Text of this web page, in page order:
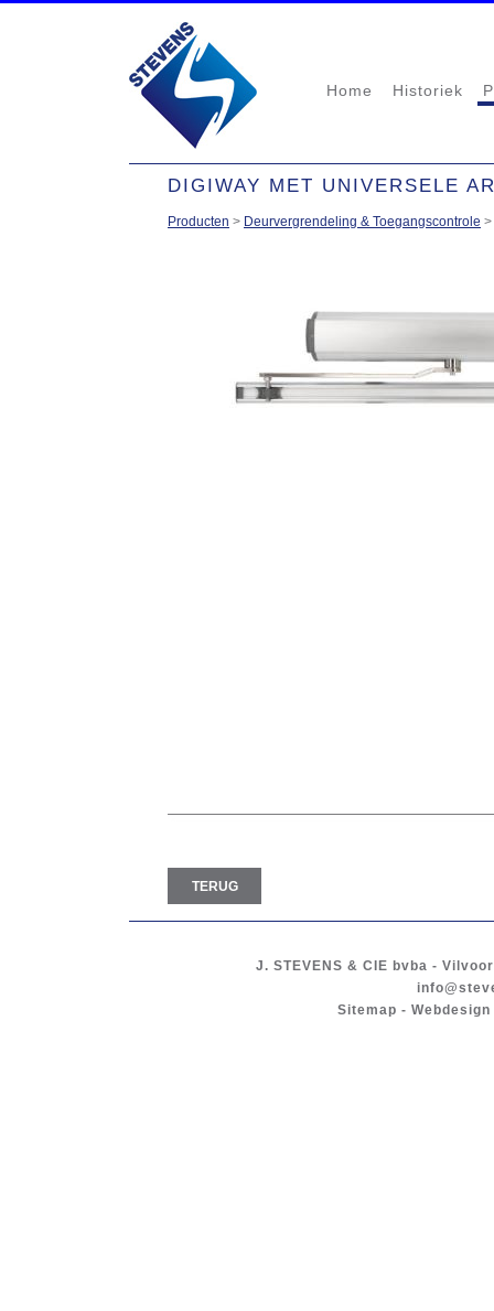
Home Historiek
DIGIWAY MET UNIVERSELE
Producten > Deurvergrendeling & Toegangscontrole >
TERUG
J. STEVENS & CIE bvba -
Sitemap -